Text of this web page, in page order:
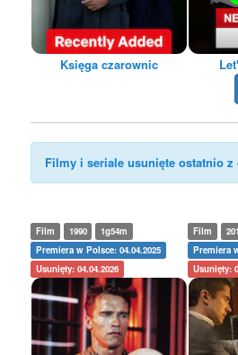
Księga czarownic
Filmy i seriale usunięte ostatnio
Film 1990
1g54m
Premiera w Polsce: 04.04.2025
Usunięty: 04.04.2026
Film
Premiera
Usunięty: